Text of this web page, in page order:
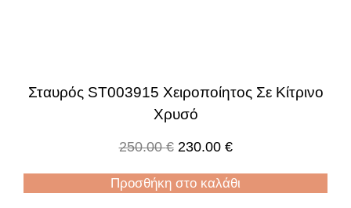
Σταυρός ST003915 Χειροποίητος Σε Κίτρινο
Χρυσό
250.00€ 230.00 €
Προσθήκη στο καλάθι